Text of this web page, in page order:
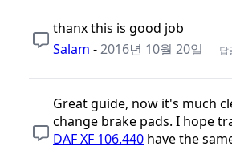
thanx this is good job
Salam -2016년 10월 20일 답
Great guide, now it's much
change brake pads. I hope
DAF XF 106.440 have the